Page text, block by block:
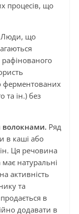
процесів, що
Люди, що
ферментованих
та ін.) без
волокнами. Ряд
в каші або
Ця речовина
натуральні
активність
та
в
додавати в